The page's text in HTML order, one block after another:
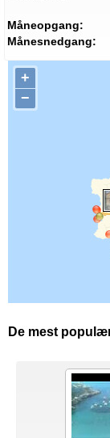
Måneopgang:
Månesnedgang:
+
−
De mest